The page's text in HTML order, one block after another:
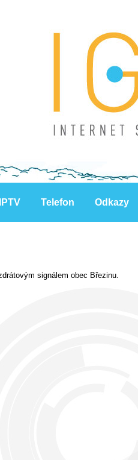
IPTV Telefon Odkazy
signálem obec Březinu.